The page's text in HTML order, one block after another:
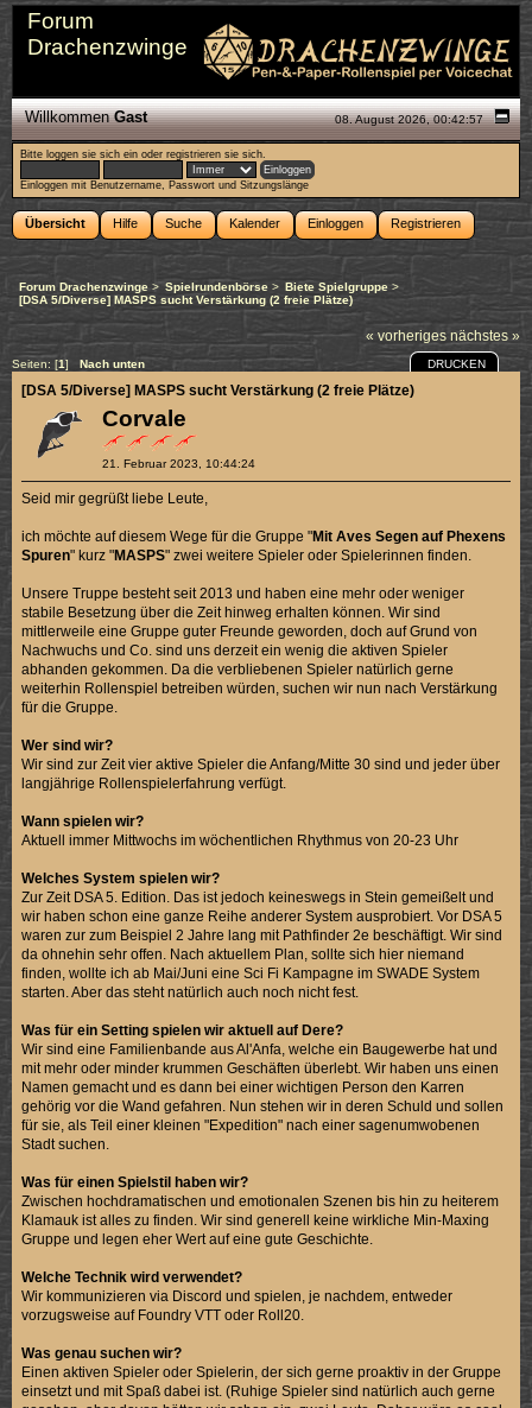
Forum
Drachenzwinge
08. August 2026, 00:42:57
WillkommenGast
Bitte loggen sie sich ein oderregistrieren sie sich.
Einloggen mit Benutzername, Passwort und Sitzungslänge
Übersicht Hilfe Suche Kalender Einloggen Registrieren
Forum Drachenzwinge > Spielrundenbörse> Biete Spielgruppe>
[DSA 5/Diverse] MASPS sucht Verstärkung (2 freie Plätze)
« vorheriges nächstes »
Seiten: [1] Nach unten DRUCKEN
Corvale
21. Februar 2023, 10:44:24
[DSA 5/Diverse] MASPS sucht Verstärkung (2 freie Plätze)
Seid mir gegrüßt liebe Leute,
ich möchte auf diesem Wege für die Gruppe "Mit Aves Segen auf Phexens
Spuren" kurz "MASPS" zwei weitere Spieler oder Spielerinnen finden.
Unsere Truppe besteht seit 2013 und haben eine mehr oder weniger
stabile Besetzung über die Zeit hinweg erhalten können. Wir sind
mittlerweile eine Gruppe guter Freunde geworden, doch auf Grund von
Nachwuchs und Co. sind uns derzeit ein wenig die aktiven Spieler
abhanden gekommen. Da die verbliebenen Spieler natürlich gerne
weiterhin Rollenspiel betreiben würden, suchen wir nun nach Verstärkung
für die Gruppe.
Wer sind wir?
Wir sind zur Zeit vier aktive Spieler die Anfang/Mitte 30 sind und jeder über
langjährige Rollenspielerfahrung verfügt.
Wann spielen wir?
Aktuell immer Mittwochs im wöchentlichen Rhythmus von 20-23 Uhr
Welches System spielen wir?
Zur Zeit DSA 5. Edition. Das ist jedoch keineswegs in Stein gemeißelt und
wir haben schon eine ganze Reihe anderer System ausprobiert. Vor DSA 5
waren zur zum Beispiel 2 Jahre lang mit Pathfinder 2e beschäftigt. Wir sind
da ohnehin sehr offen. Nach aktuellem Plan, sollte sich hier niemand
finden, wollte ich ab Mai/Juni eine Sci Fi Kampagne im SWADE System
starten. Aber das steht natürlich auch noch nicht fest.
Was für ein Setting spielen wir aktuell auf Dere?
Wir sind eine Familienbande aus Al'Anfa, welche ein Baugewerbe hat und
mit mehr oder minder krummen Geschäften überlebt. Wir haben uns einen
Namen gemacht und es dann bei einer wichtigen Person den Karren
gehörig vor die Wand gefahren. Nun stehen wir in deren Schuld und sollen
für sie, als Teil einer kleinen "Expedition" nach einer sagenumwobenen
Stadt suchen.
Was für einen Spielstil haben wir?
Zwischen hochdramatischen und emotionalen Szenen bis hin zu heiterem
Klamauk ist alles zu finden. Wir sind generell keine wirkliche Min-Maxing
Gruppe und legen eher Wert auf eine gute Geschichte.
Welche Technik wird verwendet?
Wir kommunizieren via Discord und spielen, je nachdem, entweder
vorzugsweise auf Foundry VTT oder Roll20.
Was genau suchen wir?
Einen aktiven Spieler oder Spielerin, der sich gerne proaktiv in der Gruppe
einsetzt und mit Spaß dabei ist. (Ruhige Spieler sind natürlich auch gerne